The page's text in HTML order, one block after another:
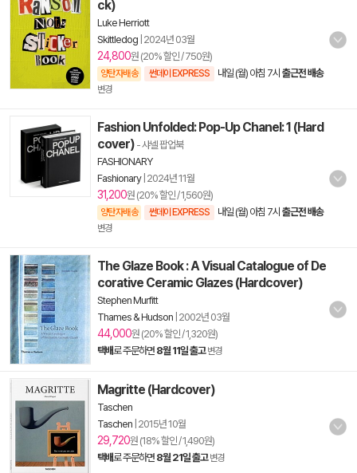
ck)
Luke Herriott
Skittledog 2024년 03월
24,800원 (20% 할인 / 750원)
양탄자배송 썬데이 EXPRESS 내일 (월) 아침 7시 출근전 배송
변경
Fashion Unfolded: Pop-Up Chanel: 1 (Hard
cover) - 샤넬 팝업북
FASHIONARY
Fashionary| 2024년 11월
31,200원 (20% 할인 / 1,560원)
양탄자배송 썬데이 EXPRESS 내일 (월) 아침 7시 출근전 배송
변경
The Glaze Book : A Visual Catalogue of De
corative Ceramic Glazes (Hardcover)
Stephen Murfitt
Thames & Hudson 2002년 03월
44,000원 (20% 할인 / 1,320원)
택배로 주문하면 8월 11일 출고 변경
Magritte (Hardcover)
Taschen
Taschen 2015년 10월
29,720원 (18% 할인 / 1,490원)
택배로 주문하면 8월 21일 출고 변경